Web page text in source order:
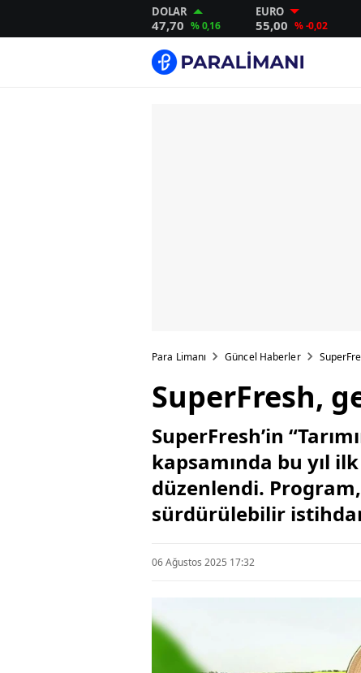
DOLAR
47,70 % 0,16
EURO
55,00 % -0,02
Para Limanı Güncel Haberler
SuperFresh,
SuperFresh’in
kapsamında bu yıl
düzenlendi.
sürdürülebilir
06 Ağustos 2025 17:32